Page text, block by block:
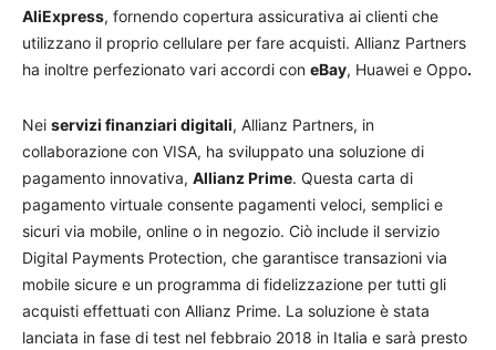
AliExpress, fornendo copertura assicurativa ai clienti che
utilizzano il proprio cellulare per fare acquisti. Allianz Partners
ha inoltre perfezionato vari accordi con eBay, Huawei e Oppo.
Nei servizi finanziari digitali, Allianz Partners, in
collaborazione con VISA, ha sviluppato una soluzione di
pagamento innovativa, Allianz Prime. Questa carta di
pagamento virtuale consente pagamenti veloci, semplici e
sicuri via mobile, online o in negozio. Ciò include il servizio
Digital Payments Protection, che garantisce transazioni via
mobile sicure e un programma di fidelizzazione per tutti gli
acquisti effettuati con Allianz Prime. La soluzione è stata
lanciata in fase di test nel febbraio 2018 in Italia e sarà presto